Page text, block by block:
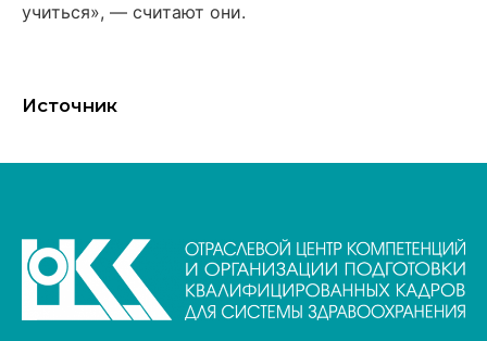
учиться», — считают они.
Источник